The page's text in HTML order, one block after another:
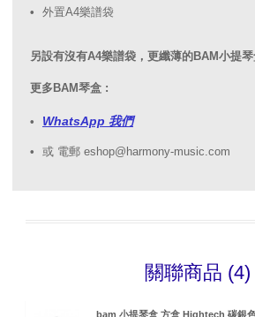
外置A4樂譜袋
另設有沒有A4樂譜袋，更纖薄的BAM小提琴
更多BAM琴盒 :
WhatsApp 我們
或 電郵 eshop@harmony-music.com
關聯商品 (4)
bam 小提琴盒 方盒 Hightech 碳銀